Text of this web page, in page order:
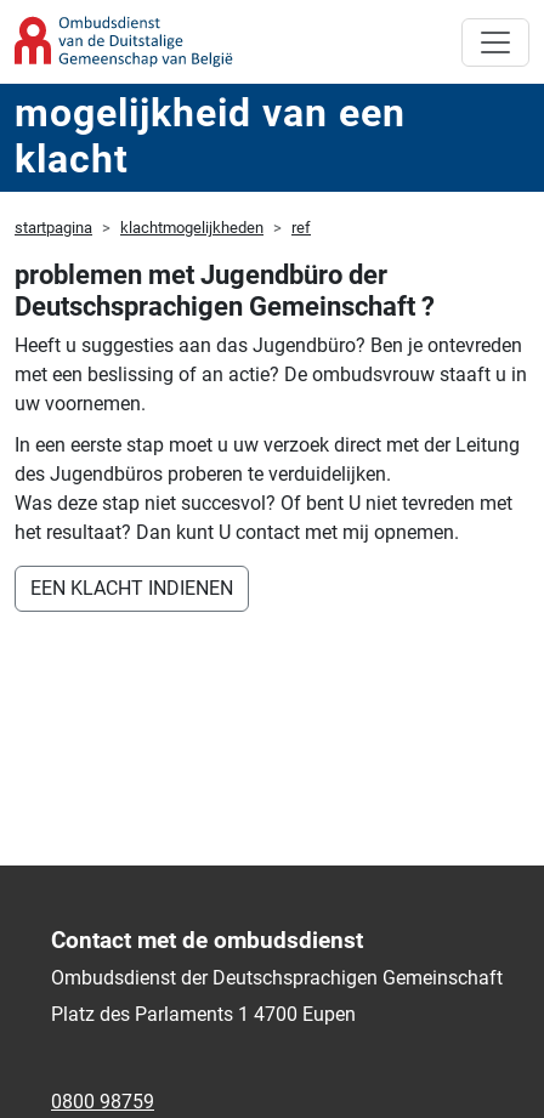
mogelijkheid van een
klacht
startpagina klachtmogelijkheden ref
problemen met Jugendbüro der
Deutschsprachigen Gemeinschaft ?
Heeft u suggesties aan das Jugendbüro? Ben je ontevreden
met een beslissing of an actie? De ombudsvrouw staaft u in
uw voornemen.
In een eerste stap moet u uw verzoek direct met der Leitung
des Jugendbüros proberen te verduidelijken.
Was deze stap niet succesvol? Of bent U niet tevreden met
het resultaat? Dan kunt U contact met mij opnemen.
EEN KLACHT INDIENEN
Contact met de ombudsdienst
Ombudsdienst der Deutschsprachigen Gemeinschaft
Platz des Parlaments 1 4700 Eupen
0800 98759